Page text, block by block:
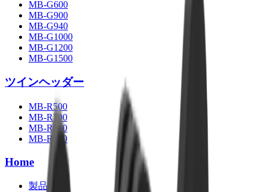
MB-G600
MB-G900
MB-G940
MB-G1000
MB-G1200
MB-G1500
ツインヘッダー
MB-R500
MB-R700
MB-R800
MB-R900
Home
製品